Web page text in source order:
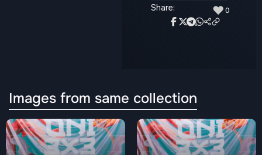
Share: ♥ 0
Images from same collection